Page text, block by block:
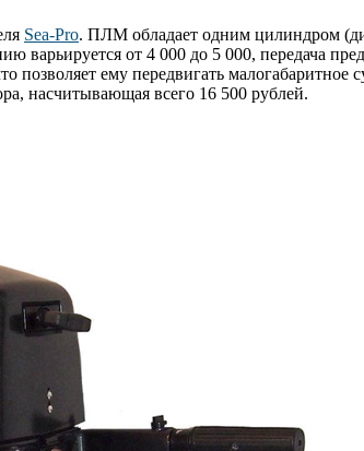
Sea-Pro. ПЛМ обладает одним цилиндром
от 4 000 до 5 000, передача
ему передвигать
насчитывающая всего 16 500 рублей.